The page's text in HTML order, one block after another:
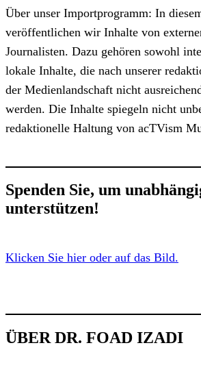
Über unser Importprogramm: In
veröffentlichen wir Inhalte von
Journalisten. Dazu gehören sowohl
lokale Inhalte, die nach unserer
der Medienlandschaft nicht
werden. Die Inhalte spiegeln nicht
redaktionelle Haltung von acTVism
Spenden Sie, um
unterstützen!
Klicken Sie hier oder auf das Bild.
ÜBER DR. FOAD IZADI